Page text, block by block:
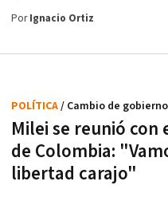
PorIgnacio Ortiz
Milei se reunió
de Colombia:
libertad carajo"
POLÍTICA/ Cambio de gobierno